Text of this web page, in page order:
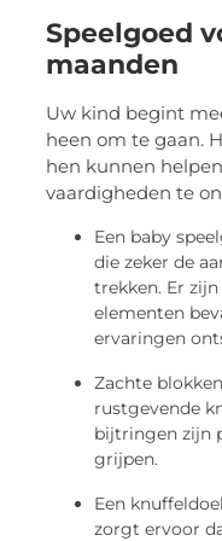
Speelgoed
maanden
Uw kind begint
heen om te gaan.
hen kunnen
vaardigheden te
Een baby
die zeker de
trekken. Er
elementen
ervaringen
Zachte
rustgevende
bijtringen zijn
grijpen.
Een
zorgt ervoor